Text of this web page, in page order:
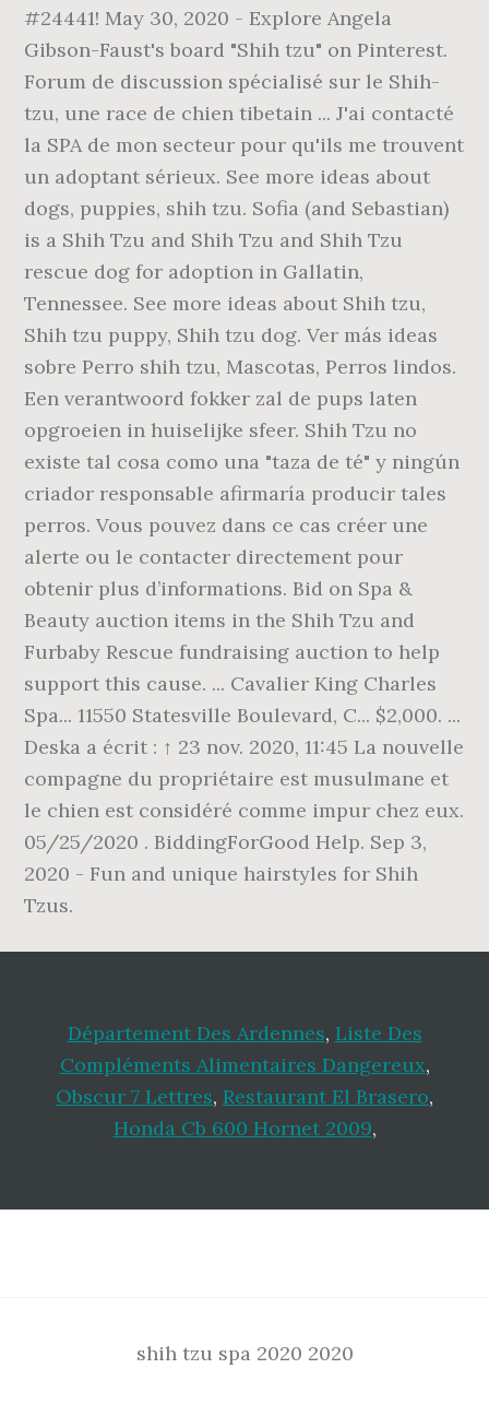
#24441! May 30, 2020 - Explore Angela
Gibson-Faust's board "Shih tzu" on Pinterest.
Forum de discussion spécialisé sur le Shih-
tzu, une race de chien tibetain ... J'ai contacté
la SPA de mon secteur pour qu'ils me trouvent
un adoptant sérieux. See more ideas about
dogs, puppies, shih tzu. Sofia (and Sebastian)
is a Shih Tzu and Shih Tzu and Shih Tzu
rescue dog for adoption in Gallatin,
Tennessee. See more ideas about Shih tzu,
Shih tzu puppy, Shih tzu dog. Ver más ideas
sobre Perro shih tzu, Mascotas, Perros lindos.
Een verantwoord fokker zal de pups laten
opgroeien in huiselijke sfeer. Shih Tzu no
existe tal cosa como una "taza de té" y ningún
criador responsable afirmaría producir tales
perros. Vous pouvez dans ce cas créer une
alerte ou le contacter directement pour
obtenir plus d’informations. Bid on Spa &
Beauty auction items in the Shih Tzu and
Furbaby Rescue fundraising auction to help
support this cause. ... Cavalier King Charles
Spa... 11550 Statesville Boulevard, C... $2,000. ...
Deska a écrit : ↑ 23 nov. 2020, 11:45 La nouvelle
compagne du propriétaire est musulmane et
le chien est considéré comme impur chez eux.
05/25/2020 . BiddingForGood Help. Sep 3,
2020 - Fun and unique hairstyles for Shih
Tzus.
Département Des Ardennes, Liste Des
Compléments Alimentaires Dangereux,
Obscur 7 Lettres, Restaurant El Brasero,
Honda Cb 600 Hornet 2009,
shih tzu spa 2020 2020